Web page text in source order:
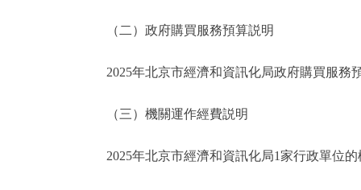
（二）政府購買服務預算説明
2025年北京市經濟和資訊化局政府購買服務預
（三）機關運作經費説明
2025年北京市經濟和資訊化局1家行政單位的